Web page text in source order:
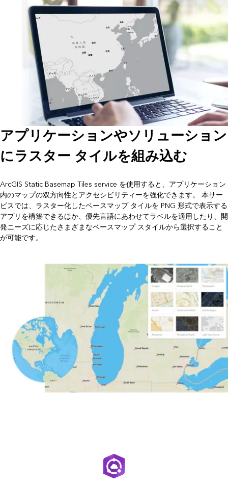
アプリケーションやソリューション
にラスター タイルを組み込む
ArcGIS Static Basemap Tiles service を使用すると、アプリケーション
内のマップの双方向性とアクセシビリティーを強化できます。 本サー
ビスでは、ラスター化したベースマップ タイルを PNG 形式で表示する
アプリを構築できるほか、優先言語にあわせてラベルを適用したり、開
発ニーズに応じたさまざまなベースマップ スタイルから選択すること
が可能です。